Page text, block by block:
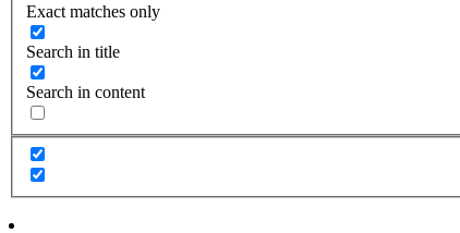
Exact matches only
Search in title
Search in content